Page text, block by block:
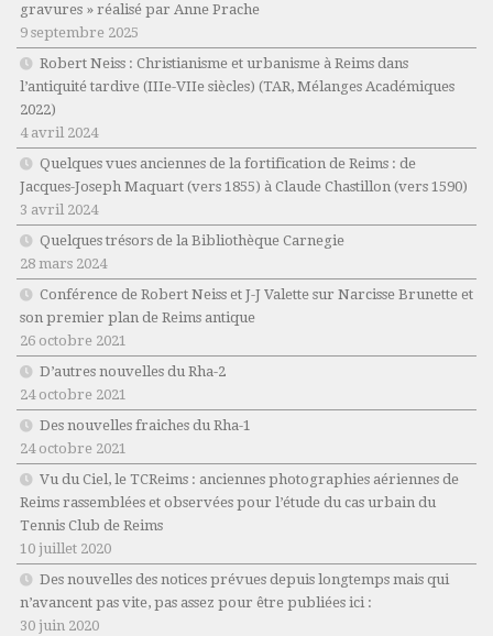
gravures » réalisé par Anne Prache
9 septembre 2025
Robert Neiss : Christianisme et urbanisme à Reims dans
l’antiquité tardive (IIIe-VIIe siècles) (TAR, Mélanges Académiques
2022)
4 avril 2024
Quelques vues anciennes de la fortification de Reims : de
Jacques-Joseph Maquart (vers 1855) à Claude Chastillon (vers 1590)
3 avril 2024
Quelques trésors de la Bibliothèque Carnegie
28 mars 2024
Conférence de Robert Neiss et J-J Valette sur Narcisse Brunette et
son premier plan de Reims antique
26 octobre 2021
D’autres nouvelles du Rha-2
24 octobre 2021
Des nouvelles fraiches du Rha-1
24 octobre 2021
Vu du Ciel, le TCReims : anciennes photographies aériennes de
Reims rassemblées et observées pour l’étude du cas urbain du
Tennis Club de Reims
10 juillet 2020
Des nouvelles des notices prévues depuis longtemps mais qui
n’avancent pas vite, pas assez pour être publiées ici :
30 juin 2020